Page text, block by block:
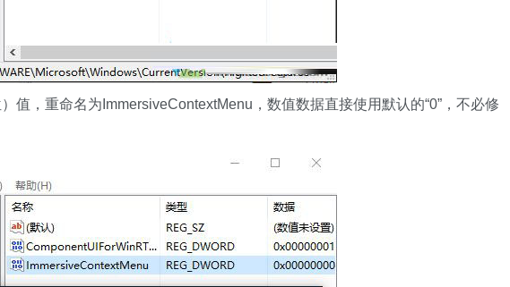
值，重命名为ImmersiveContextMenu，数值数据直接使用默认的“0”，不必修